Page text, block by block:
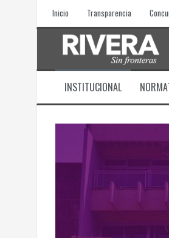
Inicio Transparencia
INSTITUCIONAL